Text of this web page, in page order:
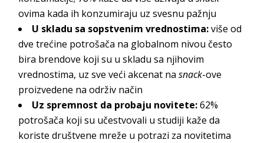
ovima kada ih konzumiraju uz svesnu pažnju
U skladu sa sopstvenim vrednostima:više od
dve trećine potrošača na globalnom nivou često
bira brendove koji su u skladu sa njihovim
vrednostima, uz sve veći akcenat nasnack-ove
proizvedene na održiv način
Uz spremnost da probaju novitete:62%
potrošača koji su učestvovali u studiji kaže da
koriste društvene mreže u potrazi za novitetima